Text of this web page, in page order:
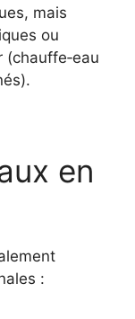
mais
ou
en
: